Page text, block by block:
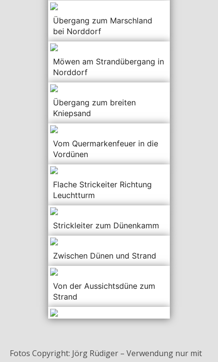
Übergang zum Marschland
bei Norddorf
Möwen am Strandübergang in
Norddorf
Übergang zum breiten
Kniepsand
Vom Quermarkenfeuer in die
Vordünen
Flache Strickeiter Richtung
Leuchtturm
Strickleiter zum Dünenkamm
Zwischen Dünen und Strand
Von der Aussichtsdüne zum
Strand
Fotos Copyright: Jörg Rüdiger – Verwendung nur mit